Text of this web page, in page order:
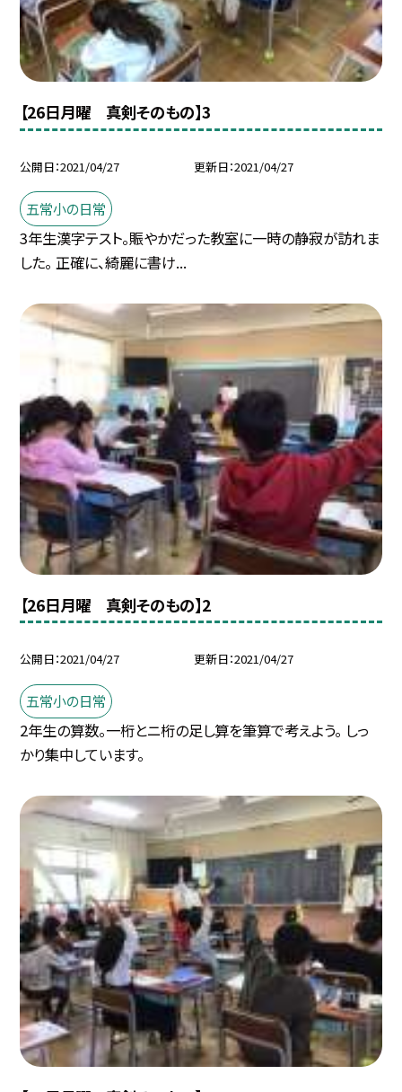
【26日月曜 真剣そのもの】3
公開日 2021/04/27 更新日 2021/04/27
五常小の日常
3年生漢字テスト。賑やかだった教室に一時の静寂が訪れま
した。 正確に、綺麗に書け...
【26日月曜 真剣そのもの】2
公開日 2021/04/27 更新日 2021/04/27
五常小の日常
2年生の算数。一桁とニ桁の足し算を筆算で考えよう。 しっ
かり集中しています。